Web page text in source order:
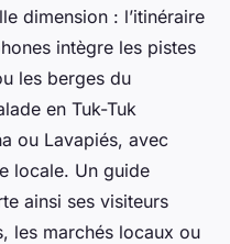
dimension : l’itinéraire
intègre les pistes
les berges du
en Tuk-Tuk
ou Lavapiés, avec
locale. Un guide
ainsi ses visiteurs
les marchés locaux ou